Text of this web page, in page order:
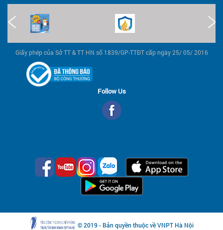
Giấy phép của Sở TT & TT HN số 1839/GP-TTĐT cấp ngày 25/ 05/ 2016
Follow Us
© 2019 - Bản quyền thuộc về VNPT Hà Nội